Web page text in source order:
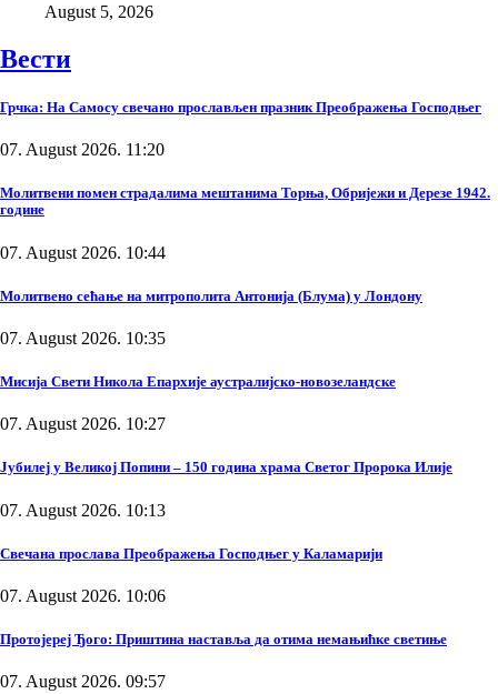
August 5, 2026
Вести
Грчка: На Самосу свечано прослављен празник Преображења Господњег
07. August 2026. 11:20
Молитвени помен страдалима мештанима Торња, Обријежи и Дерезе 1942.
године
07. August 2026. 10:44
Молитвено сећање на митрополита Антонија (Блума) у Лондону
07. August 2026. 10:35
Мисија Свети Никола Епархије аустралијско-новозеландске
07. August 2026. 10:27
Јубилеј у Великој Попини – 150 година храма Светог Пророка Илије
07. August 2026. 10:13
Свечана прослава Преображења Господњег у Каламарији
07. August 2026. 10:06
Протојереј Ђого: Приштина наставља да отима немањићке светиње
07. August 2026. 09:57